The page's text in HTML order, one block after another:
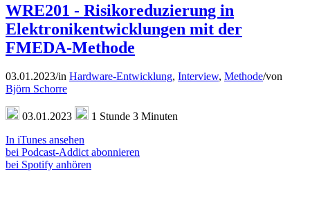
WRE201 - Risikoreduzierung in
Elektronikentwicklungen mit der
FMEDA-Methode
03.01.2023/in Hardware-Entwicklung, Interview, Methode/von
Björn Schorre
03.01.2023
1 Stunde 3 Minuten
In iTunes ansehen
bei Podcast-Addict abonnieren
bei Spotify anhören